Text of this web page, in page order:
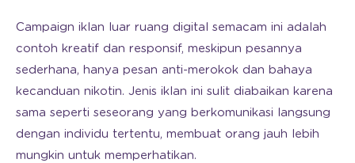
Campaign iklan luar ruang digital semacam ini adalah
contoh kreatif dan responsif, meskipun pesannya
sederhana, hanya pesan anti-merokok dan bahaya
kecanduan nikotin. Jenis iklan ini sulit diabaikan karena
sama seperti seseorang yang berkomunikasi langsung
dengan individu tertentu, membuat orang jauh lebih
mungkin untuk memperhatikan.